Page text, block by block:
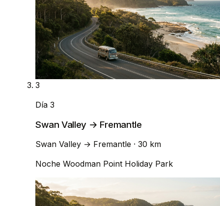
3
Día 3
Swan Valley → Fremantle
Swan Valley → Fremantle · 30 km
Noche Woodman Point Holiday Park